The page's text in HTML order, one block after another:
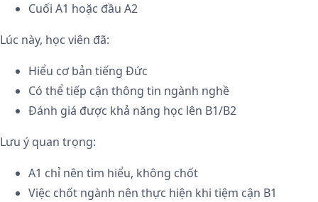
Cuối A1 hoặc đầu A2
Lúc này, học viên đã:
Hiểu cơ bản tiếng Đức
Có thể tiếp cận thông tin ngành nghề
Đánh giá được khả năng học lên B1/B2
Lưu ý quan trọng:
A1 chỉ nên tìm hiểu, không chốt
Việc chốt ngành nên thực hiện khi tiệm cận B1